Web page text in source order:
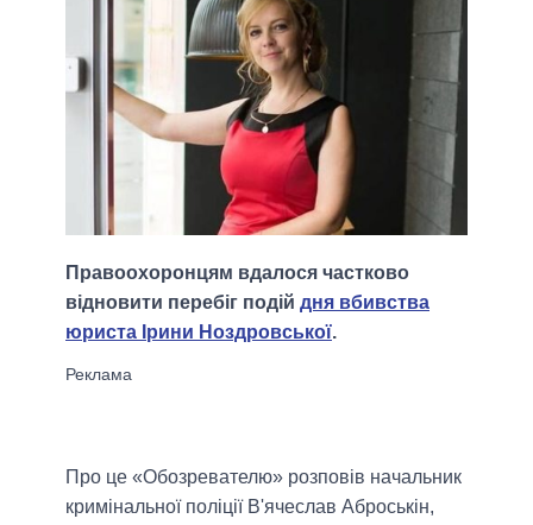
Правоохоронцям вдалося частково
відновити перебіг подій дня вбивства
юриста Ірини Ноздровської.
Про це «Обозревателю» розповів начальник
кримінальної поліції В'ячеслав Аброськін,